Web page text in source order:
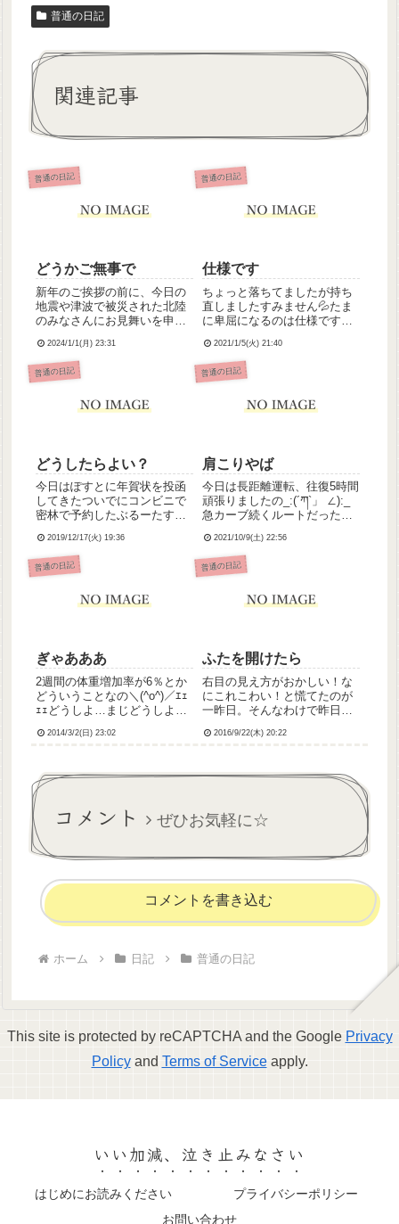
普通の日記
関連記事
普通の日記
どうかご無事で
新年のご挨拶の前に、今日の
地震や津波で被災された北陸
のみなさんにお見舞いを申し
真っ暗ななか、何度も余震が
続いて不安になられているか
もしれません……。無事を祈
に申し訳なく、とてももどか
2024/1/1(月) 23:31
普通の日記
仕様です
ちょっと落ちてましたが持ち
直しましたすみません💦たま
に卑屈になるのは仕様ですの
`) 2021/1/5(火) 21:40
普通の日記
どうしたらよい？
今日はぽすとに年賀状を投函
してきたついでにコンビニで
密林で予約したぶるーたすの
に、なのに！入金したあとに
「入荷できなかったらそのと
きはごめん(要約)」というメ
えむぶいでも予約注文したの
2019/12/17(火) 19:36
普通の日記
肩こりやば
今日は長距離運転、往復5時間
頑張りましたの_:(´ཀ`」 ∠):_
急カーブ続くルートだったし
疲れました💦慣れない道で緊
張してハンドル握る手に力が
入りまくり、今肩がバキバキ
りなんかやれ...
2021/10/9(土) 22:56
普通の日記
ぎゃあああ
2週間の体重増加率が6％とか
どういうことなの＼(^o^)／ｴｪ
ｪｪどうしよ…まじどうしよ…
行ってみるかな…そのために
ん、寝よう。
2014/3/2(日) 23:02
普通の日記
ふたを開けたら
右目の見え方がおかしい！な
にこれこわい！と慌てたのが
一昨日。そんなわけで昨日眼
論から述べると、なんともあ
てて、自分でもアレこれ大丈
2016/9/22(木) 20:22
コメント ぜひお気軽に☆
コメントを書き込む
ホーム 日記 普通の日記
This site is protected by reCAPTCHA and the Google Privacy
Policyand Terms of Serviceapply.
いい加減、泣き止みなさい
はじめにお読みください
プライバシーポリシー
お問い合わせ